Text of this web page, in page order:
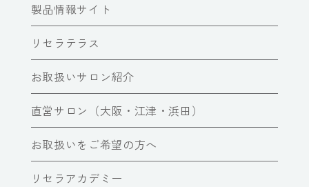
製品情報サイト
リセラテラス
お取扱いサロン紹介
直営サロン（大阪・江津・浜田）
お取扱いをご希望の方へ
リセラアカデミー